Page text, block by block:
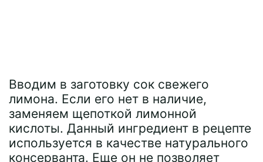
Вводим в заготовку сок свежего
лимона. Если его нет в наличие,
заменяем щепоткой лимонной
кислоты. Данный ингредиент в рецепте
используется в качестве натурального
консерванта. Еще он не позволяет